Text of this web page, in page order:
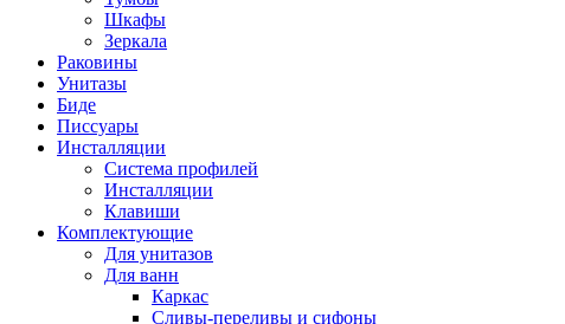
Шкафы
Зеркала
Раковины
Унитазы
Биде
Писсуары
Инсталляции
Система профилей
Инсталляции
Клавиши
Комплектующие
Для унитазов
Для ванн
Каркас
Сливы-переливы и сифоны